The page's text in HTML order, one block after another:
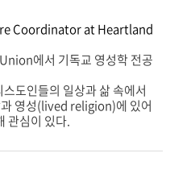
Coordinator at Heartland
에서 기독교 영성학 전공
스도인들의 일상과 삶 속에서
영성(lived religion)에 있어
관심이 있다.